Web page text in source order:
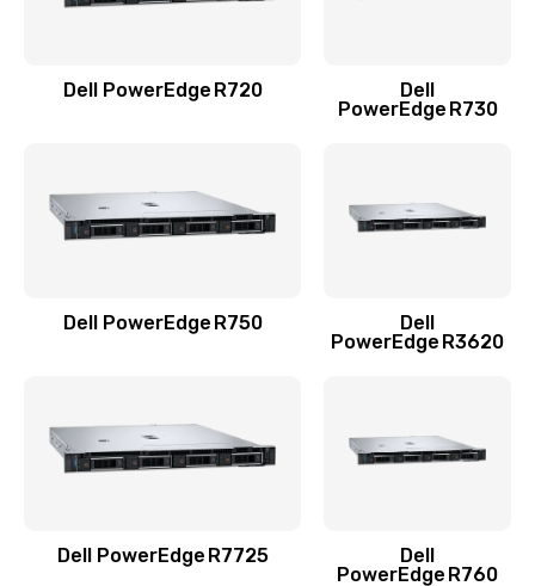
Настройка оборудования
Ремонт материнской платы
Заказать
Заказать
2560 руб.
Dell PowerEdge R720
Dell
PowerEdge R730
Dell PowerEdge R750
Dell
PowerEdge R3620
Dell PowerEdge R7725
Dell
PowerEdge R760